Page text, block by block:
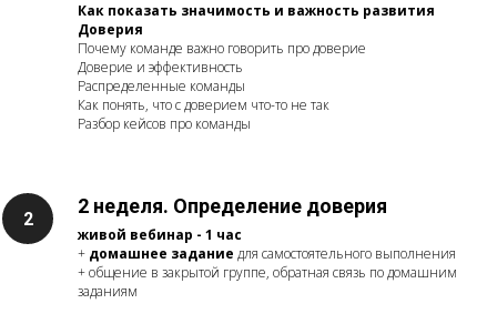
Как показать значимость и важность развития
Доверия
Почему команде важно говорить про доверие
Доверие и эффективность
Распределенные команды
Как понять, что с доверием что-то не так
Разбор кейсов про команды
2 неделя. Определение доверия
живой вебинар - 1 час
+ домашнее задание для самостоятельного выполнения
+ общение в закрытой группе, обратная связь по домашним
заданиям